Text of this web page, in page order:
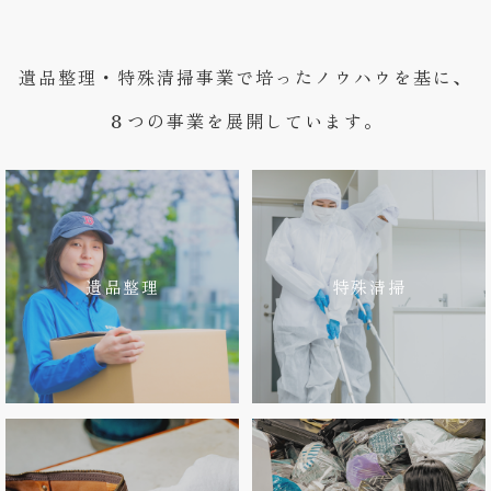
遺品整理・特殊清掃事業で培ったノウハウを基に、
８つの事業を展開しています。
遺品整理 特殊清掃